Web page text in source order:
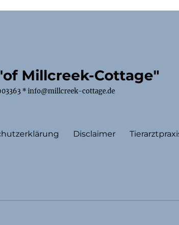
Millcreek-Cottage"
* info@millcreek-cottage.de
Disclaimer